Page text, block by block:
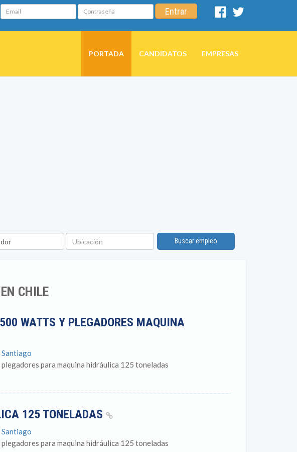
Email Contraseña Entrar
Facebook
PORTADA CANDIDATOS EMPRESAS
Ubicación
Buscar empleo
CHILE
WATTS Y PLEGADORES MAQUINA
para maquina hidráulica 125 toneladas
125 TONELADAS
para maquina hidráulica 125 toneladas